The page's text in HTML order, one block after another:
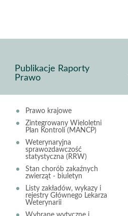
Publikacje Raporty
Prawo
Prawo krajowe
Zintegrowany Wieloletni
Plan Kontroli (MANCP)
Weterynaryjna
sprawozdawczość
statystyczna (RRW)
Stan chorób zakaźnych
zwierząt - biuletyn
Listy zakładów, wykazy i
rejestry Głównego Lekarza
Weterynarii